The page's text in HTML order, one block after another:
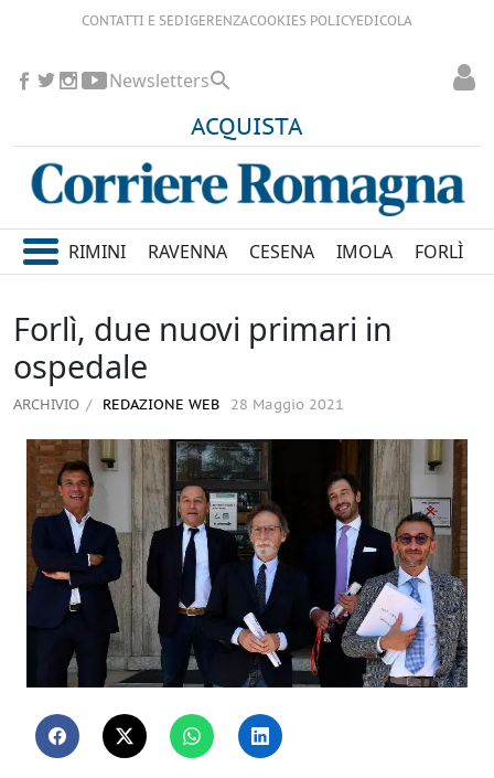
CONTATTI E SEDIGERENZACOOKIES POLICYEDICOLA
ACQUISTA
Newsletters
RIMINI RAVENNA CESENA IMOLA FORLÌ
Forlì, due nuovi primari in
ospedale
ARCHIVIO REDAZIONE WEB 28 Maggio 2021